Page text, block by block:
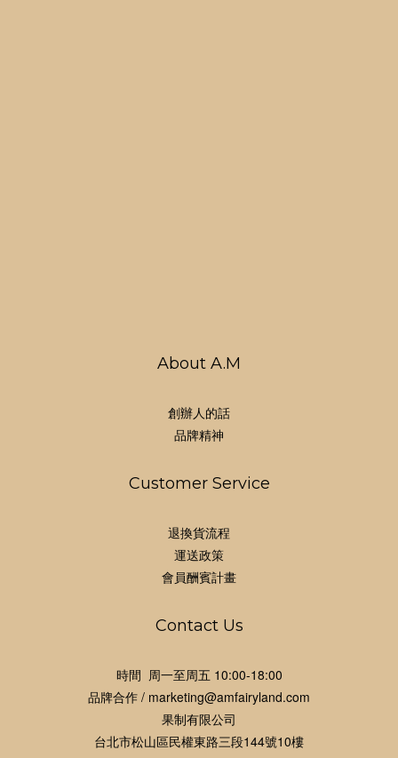
About A.M
創辦人的話
品牌精神
Customer Service
退換貨流程
運送政策
會員酬賓計畫
Contact Us
時間 周一至周五 10:00-18:00
品牌合作 / marketing@amfairyland.com
果制有限公司
台北市松山區民權東路三段144號10樓